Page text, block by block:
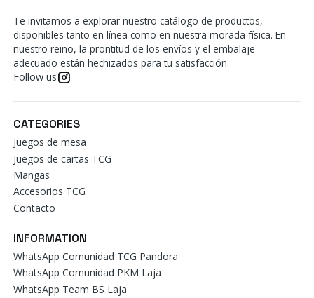
Te invitamos a explorar nuestro catálogo de productos,
disponibles tanto en línea como en nuestra morada física. En
nuestro reino, la prontitud de los envíos y el embalaje
adecuado están hechizados para tu satisfacción.
Follow us
CATEGORIES
Juegos de mesa
Juegos de cartas TCG
Mangas
Accesorios TCG
Contacto
INFORMATION
WhatsApp Comunidad TCG Pandora
WhatsApp Comunidad PKM Laja
WhatsApp Team BS Laja